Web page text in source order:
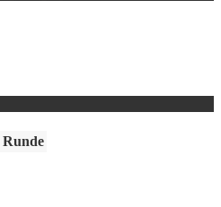
Runde